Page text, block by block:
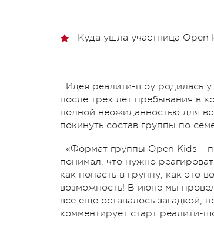
Куда ушла участница Open
Идея реалити-шоу родилась
после трех лет пребывания в
полной неожиданностью для
покинуть состав группы по
«Формат группы Open Kids –
понимал, что нужно
как попасть в группу, как это
возможность! В июне мы
все еще оставалось загадкой,
комментирует старт реалити-